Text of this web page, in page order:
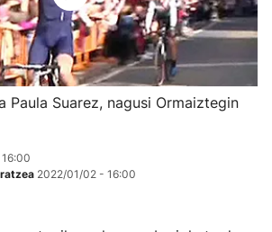
Paula Suarez, nagusi Ormaiztegin
2022/01/02 - 16:00